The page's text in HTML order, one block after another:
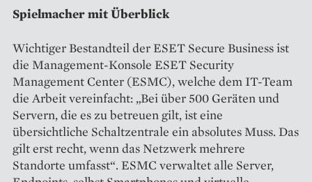
Spielmacher mit Überblick
Wichtiger Bestandteil der ESET Secure Business ist
die Management-Konsole ESET Security
Management Center (ESMC), welche dem IT-Team
die Arbeit vereinfacht: „Bei über 500 Geräten und
Servern, die es zu betreuen gilt, ist eine
übersichtliche Schaltzentrale ein absolutes Muss. Das
gilt erst recht, wenn das Netzwerk mehrere
Standorte umfasst“. ESMC verwaltet alle Server,